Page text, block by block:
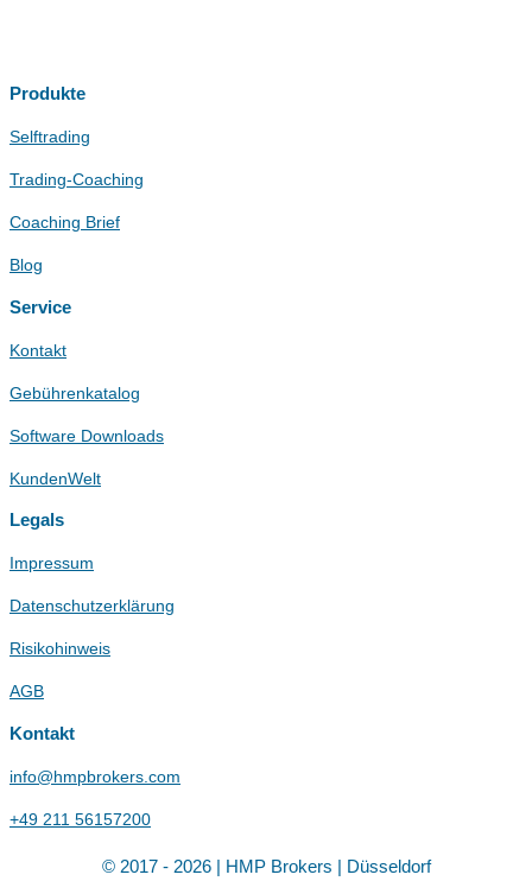
Produkte
Selftrading
Trading-Coaching
Coaching Brief
Blog
Service
Kontakt
Gebührenkatalog
Software Downloads
KundenWelt
Legals
Impressum
Datenschutzerklärung
Risikohinweis
AGB
Kontakt
info@hmpbrokers.com
+49 211 56157200
© 2017 - 2026 | HMP Brokers | Düsseldorf